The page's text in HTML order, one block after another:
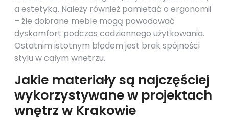
a estetyką. Należy również pamiętać o ergonomii
– źle dobrane meble mogą powodować
dyskomfort podczas codziennego użytkowania.
Ostatnim istotnym błędem jest brak spójności
stylu w całym wnętrzu.
Jakie materiały są najczęściej
wykorzystywane w projektach
wnętrz w Krakowie